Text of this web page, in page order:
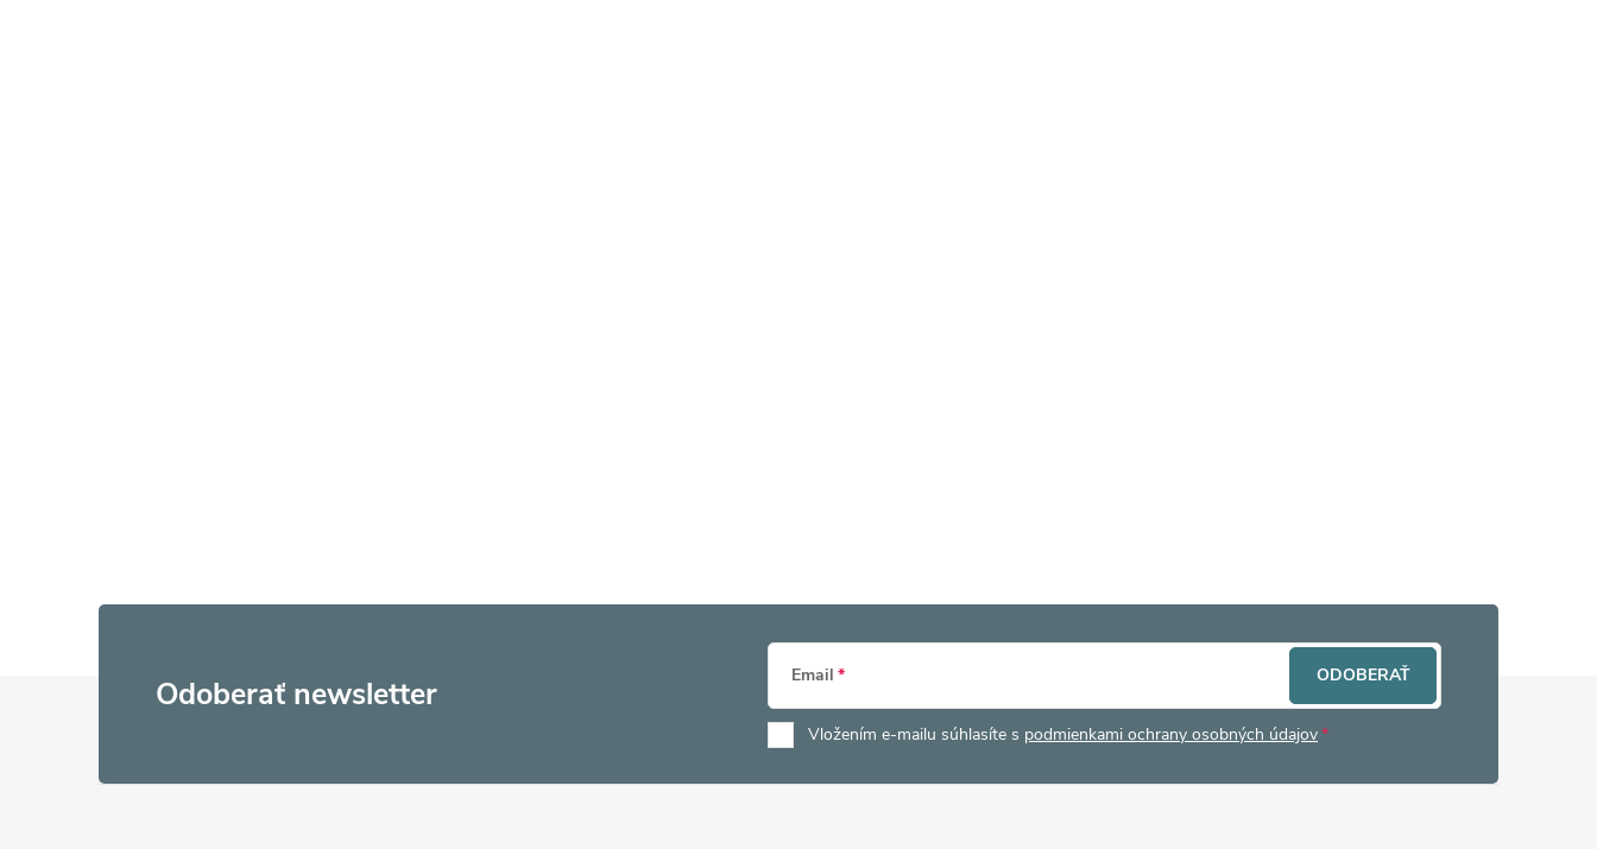
Odoberať newsletter Email
Vložením e-mailu súhlasíte s podmienkami ochrany osobných údajov
ODOBERAŤ